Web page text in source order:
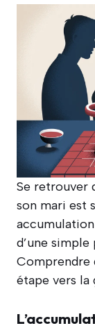
Se retrouver
son mari est
d’une
Comprendre
étape vers la